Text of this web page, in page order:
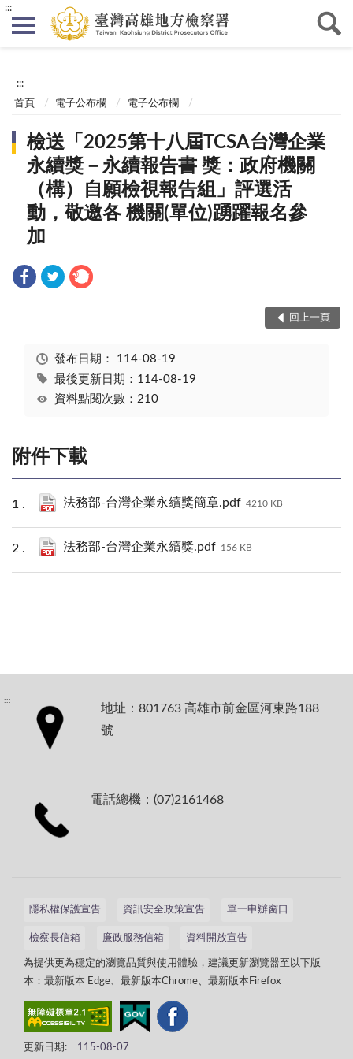
:::
:::
首頁 電子公布欄 電子公布欄
檢送「2025第十八屆TCSA台灣企業
永續獎－永續報告書 獎：政府機關
（構）自願檢視報告組」評選活
動，敬邀各 機關(單位)踴躍報名參
加
回上一頁
發布日期： 114-08-19
最後更新日期：114-08-19
資料點閱次數：210
附件下載
法務部-台灣企業永續獎簡章.pdf 4210 KB
法務部-台灣企業永續獎.pdf 156 KB
:::
地址：801763 高雄市前金區河東路188
號
電話總機：(07)2161468
隱私權保護宣告 資訊安全政策宣告 單一申辦窗口
檢察長信箱 廉政服務信箱 資料開放宣告
為提供更為穩定的瀏覽品質與使用體驗，建議更新瀏覽器至以下版
本：最新版本 Edge、最新版本Chrome、最新版本Firefox
更新日期: 115-08-07